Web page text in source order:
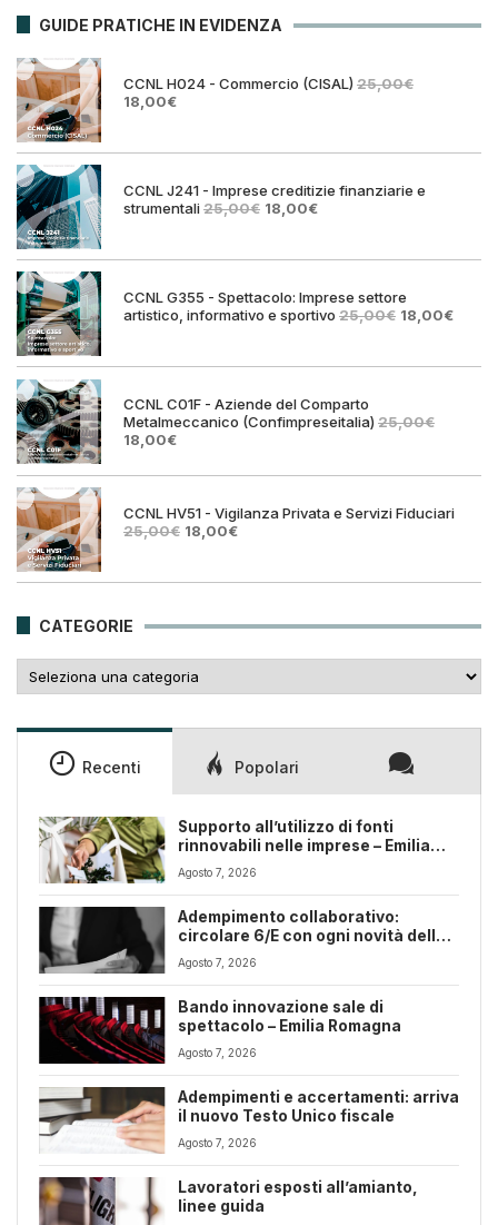
GUIDE PRATICHE IN EVIDENZA
CCNL H024 - Commercio (CISAL) 25,00€
Il
era:
18,00€Il
è:
CCNL J241 - Imprese creditizie finanziarie e
strumentali25,00€ Il
era:
18,00€Il
è:
CCNL G355 - Spettacolo: Imprese settore
artistico, informativo e sportivo 25,00€ Il
era:
18,00€Il
è:
CCNL C01F - Aziende del Comparto
Metalmeccanico (Confimpreseitalia) 25,00€
Il
originale
25,00€.
18,00€Il
attuale
18,00€.
CCNL HV51 - Vigilanza Privata e Servizi Fiduciari
25,00€ Il
era:
18,00€Il
è:
CATEGORIE
Recenti Popolari
Supporto all’utilizzo di fonti
rinnovabili nelle imprese – Emilia
Romagna
Agosto 7, 2026
Adempimento collaborativo:
circolare 6/E con ogni novità della
riforma fiscale
Agosto 7, 2026
Bando innovazione sale di
spettacolo – Emilia Romagna
Agosto 7, 2026
Adempimenti e accertamenti: arriva
il nuovo Testo Unico fiscale
Agosto 7, 2026
Lavoratori esposti all’amianto,
linee guida